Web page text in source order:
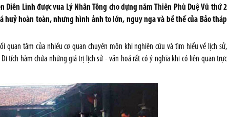
Linh đ­ược vua Lý Nhân Tông cho dựng năm Thiên Phù Duệ Vũ thứ 2
huỷ hoàn toàn, nhưng hình ảnh to lớn, nguy nga và bề thế của Bảo tháp
quan tâm của nhiều cơ quan chuyên môn khi nghiên cứu và tìm hiểu về lịch sử,
tích hàm chứa những giá trị lịch sử - văn hoá rất có ý nghĩa khi có liên quan trực